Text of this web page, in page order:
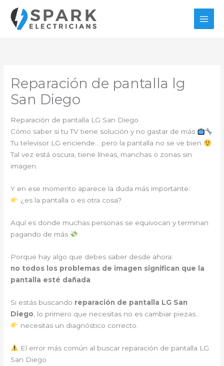
contenido
Reparación de pantalla lg
San Diego
Reparación de pantalla LG San Diego
Cómo saber si tu TV tiene solución y no gastar de más
Tu televisor LG enciende… pero la pantalla no se ve bien
Tal vez está oscura, tiene líneas, manchas o zonas sin
imagen.
Y en ese momento aparece la duda más importante:
¿es la pantalla o es otra cosa?
Aquí es donde muchas personas se equivocan y terminan
pagando de más
Porque hay algo que debes saber desde ahora:
no todos los problemas de imagen significan que la
pantalla esté dañada
Si estás buscando reparación de pantalla LG San
Diego , lo primero que necesitas no es cambiar piezas…
necesitas un diagnóstico correcto.
El error más común al buscar reparación de pantalla LG
San Diego